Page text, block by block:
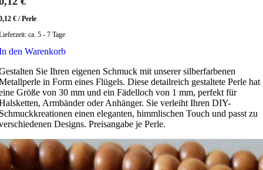
€ /Perle
ca. 5 - 7 Tage
den Warenkorb
Sie Ihren eigenen Schmuck mit unserer silberfarbenen
in Form eines Flügels. Diese detailreich gestaltete Perle hat
Größe von 30 mm und ein Fädelloch von 1 mm, perfekt für
Armbänder oder Anhänger. Sie verleiht Ihren DIY-
einen eleganten, himmlischen Touch und passt zu
Designs. Preisangabe je Perle.